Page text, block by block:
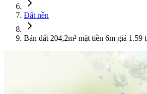
Đất nền
Bán đất 204,2m² mặt tiền 6m giá 1.59